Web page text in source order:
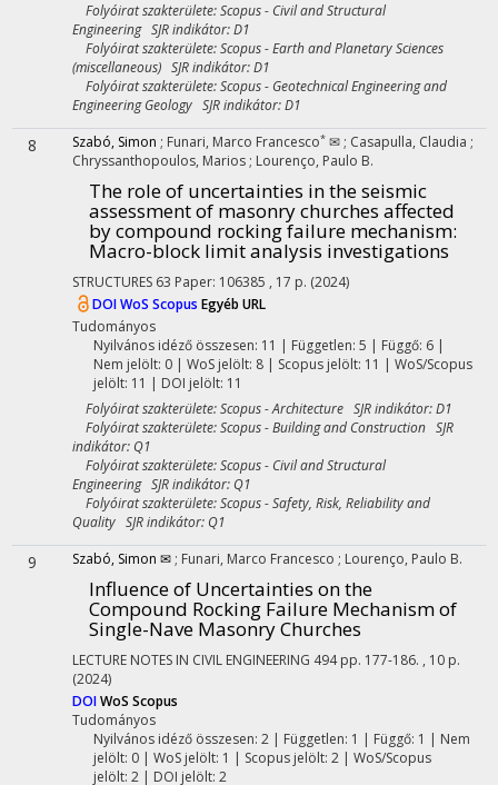
Folyóirat szakterülete: Scopus - Civil and Structural
Engineering SJR indikátor: D1
Folyóirat szakterülete: Scopus - Earth and Planetary Sciences
(miscellaneous) SJR indikátor: D1
Folyóirat szakterülete: Scopus - Geotechnical Engineering and
Engineering Geology SJR indikátor: D1
8 Szabó, Simon ; Funari, Marco Francesco* ✉ ; Casapulla, Claudia ;
Chryssanthopoulos, Marios ; Lourenço, Paulo B.
The role of uncertainties in the seismic
assessment of masonry churches affected
by compound rocking failure mechanism:
Macro-block limit analysis investigations
STRUCTURES 63 Paper: 106385 , 17 p. (2024)
DOIWoS Scopus Egyéb URL
Tudományos
Nyilvános idéző összesen: 11 | Független: 5 | Függő: 6 |
Nem jelölt: 0 | WoS jelölt: 8 | Scopus jelölt: 11 | WoS/Scopus
jelölt: 11 | DOI jelölt: 11
Folyóirat szakterülete: Scopus - Architecture SJR indikátor: D1
Folyóirat szakterülete: Scopus - Building and Construction SJR
indikátor: Q1
Folyóirat szakterülete: Scopus - Civil and Structural
Engineering SJR indikátor: Q1
Folyóirat szakterülete: Scopus - Safety, Risk, Reliability and
Quality SJR indikátor: Q1
9 Szabó, Simon ✉ ; Funari, Marco Francesco ; Lourenço, Paulo B.
Influence of Uncertainties on the
Compound Rocking Failure Mechanism of
Single-Nave Masonry Churches
LECTURE NOTES IN CIVIL ENGINEERING 494 pp. 177-186. , 10 p.
(2024)
DOIWoS Scopus
Tudományos
Nyilvános idéző összesen: 2| Független: 1 | Függő: 1 | Nem
jelölt: 0 | WoS jelölt: 1 | Scopus jelölt: 2 | WoS/Scopus
jelölt: 2 | DOI jelölt: 2